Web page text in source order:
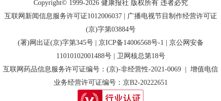
Copyright© 1999-2026 健康报社 版权所有 违者必究
互联网新闻信息服务许可证1012006037 | 广播电视节目制作经营许可证
(京)字第03884号
(署)网出证(京)字第345号 | 京ICP备14006568号-1 | 京公网安备
11010102001488号 | 卫网核总第18号
互联网药品信息服务许可证编号：(京)-非经营性-2021-0069 | 增值电信
业务经营许可证编号：京B2-20222651